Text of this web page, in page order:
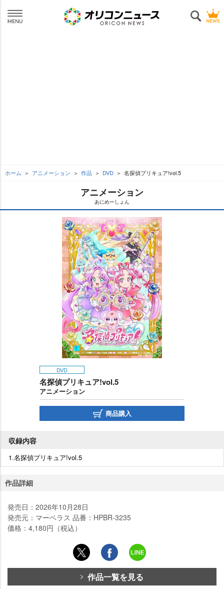
ホーム アニメーション 作品 DVD 名探偵プリキュア!vol.5
アニメーション
あにめーしょん
DVD
名探偵プリキュア!vol.5
アニメーション
商品購入
収録内容
1.名探偵プリキュア!vol.5
作品詳細
発売日：2026年10月28日
発売元：マーベラス 品番：HPBR-3235
価格：4,180円（税込）
作品一覧を見る